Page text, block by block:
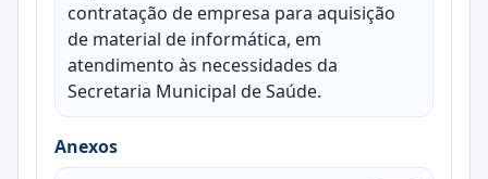
contratação de empresa para aquisição
de material de informática, em
atendimento às necessidades da
Secretaria Municipal de Saúde.
Anexos